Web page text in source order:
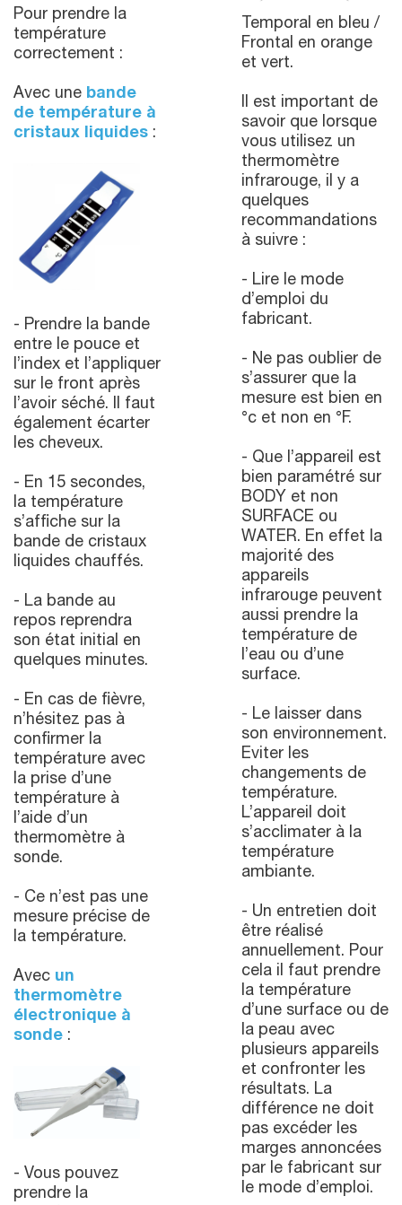
Pour prendre la
température
correctement :
Avec une bande
de température à
cristaux liquides :
- Prendre la bande
entre le pouce et
l’index et l’appliquer
sur le front après
l’avoir séché. Il faut
également écarter
les cheveux.
- En 15 secondes,
la température
s’affiche sur la
bande de cristaux
liquides chauffés.
- La bande au
repos reprendra
son état initial en
quelques minutes.
- En cas de fièvre,
n’hésitez pas à
confirmer la
température avec
la prise d’une
température à
l’aide d’un
thermomètre à
sonde.
- Ce n’est pas une
mesure précise de
la température.
Avec un
thermomètre
électronique à
sonde :
- Vous pouvez
prendre la
Temporal en bleu /
Frontal en orange
et vert.
Il est important de
savoir que lorsque
vous utilisez un
thermomètre
infrarouge, il y a
quelques
recommandations
à suivre :
- Lire le mode
d’emploi du
fabricant.
- Ne pas oublier de
s’assurer que la
mesure est bien en
°c et non en °F.
- Que l’appareil est
bien paramétré sur
BODY et non
SURFACE ou
WATER. En effet la
majorité des
appareils
infrarouge peuvent
aussi prendre la
température de
l’eau ou d’une
surface.
- Le laisser dans
son environnement.
Eviter les
changements de
température.
L’appareil doit
s’acclimater à la
température
ambiante.
- Un entretien doit
être réalisé
annuellement. Pour
cela il faut prendre
la température
d’une surface ou de
la peau avec
plusieurs appareils
et confronter les
résultats. La
différence ne doit
pas excéder les
marges annoncées
par le fabricant sur
le mode d’emploi.